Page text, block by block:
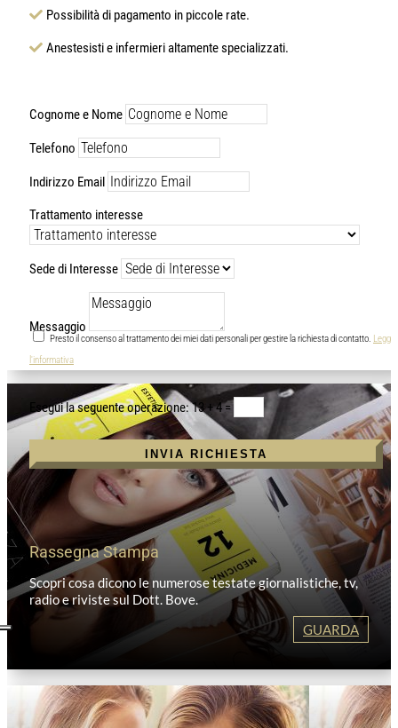
Possibilità di pagamento in piccole rate.
Anestesisti e infermieri altamente specializzati.
Cognome e Nome
Telefono
Indirizzo Email
Trattamento interesse
Sede di Interesse
Messaggio
Presto il consenso al trattamento dei miei dati personali per gestire la richiesta di contatto. Leggi
l'informativa
13 + 4=
INVIA RICHIESTA
Rassegna Stampa
Scopri cosa dicono le numerose testate giornalistiche, tv,
radio e riviste sul Dott. Bove.
GUARDA